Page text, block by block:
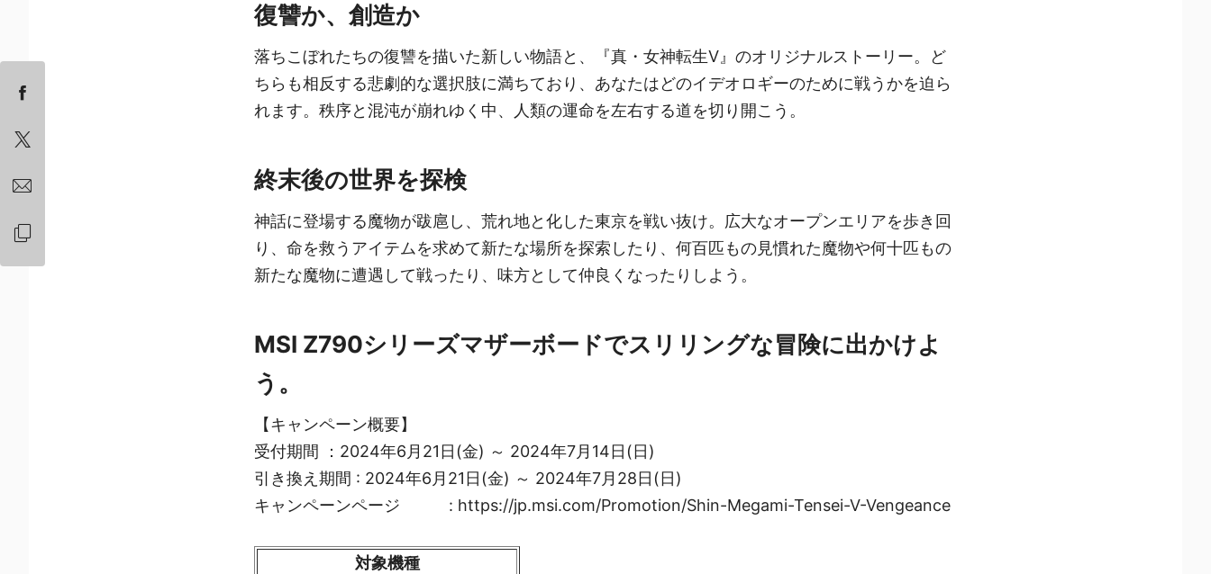
復讐か、創造か
落ちこぼれたちの復讐を描いた新しい物語と、『真・女神転生V』のオリジナルストーリー。ど
ちらも相反する悲劇的な選択肢に満ちており、あなたはどのイデオロギーのために戦うかを迫ら
れます。秩序と混沌が崩れゆく中、人類の運命を左右する道を切り開こう。
終末後の世界を探検
神話に登場する魔物が跋扈し、荒れ地と化した東京を戦い抜け。広大なオープンエリアを歩き回
り、命を救うアイテムを求めて新たな場所を探索したり、何百匹もの見慣れた魔物や何十匹もの
新たな魔物に遭遇して戦ったり、味方として仲良くなったりしよう。
MSI Z790シリーズマザーボードでスリリングな冒険に出かけよ
う。
【キャンペーン概要】
受付期間 ：2024年6月21日(金) ～ 2024年7月14日(日)
引き換え期間 : 2024年6月21日(金) ～ 2024年7月28日(日)
キャンペーンページ : https://jp.msi.com/Promotion/Shin-Megami-Tensei-V-Vengeance
対象機種